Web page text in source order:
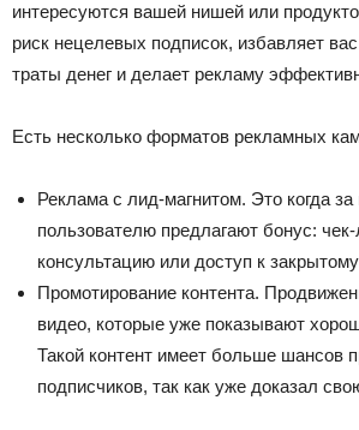
интересуются вашей нишей или
риск нецелевых подписок, избавляет
траты денег и делает рекламу
Есть несколько форматов рекламных
Реклама с лид-магнитом. Это когда за
пользователю предлагают бонус:
консультацию или доступ к
Промотирование контента.
видео, которые уже показывают
Такой контент имеет больше шансов
подписчиков, так как уже доказал